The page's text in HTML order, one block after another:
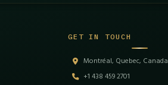
GET IN TOUCH
Montréal, Quebec, Canada
+1 438 459 2701